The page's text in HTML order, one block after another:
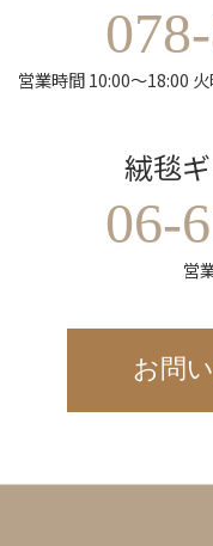
営業時間 10:00～18:00
絨毯
06-
営
お問